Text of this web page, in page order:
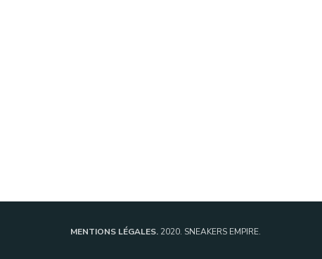
MENTIONS LÉGALES. 2020. SNEAKERS EMPIRE.